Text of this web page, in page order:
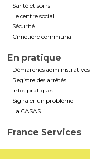
Santé et soins
Le centre social
Sécurité
Cimetière communal
En pratique
Démarches administratives
Registre des arrêtés
Infos pratiques
Signaler un problème
La CASAS
France Services